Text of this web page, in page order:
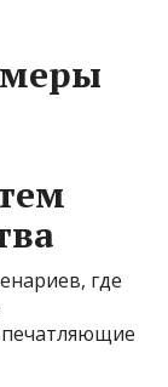
где